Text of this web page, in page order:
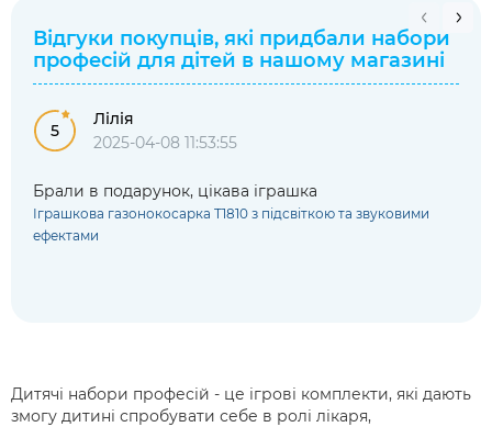
Відгуки покупців, які придбали набори
професій для дітей в нашому магазині
5
Лілія
2025-04-08 11:53:55
Брали в подарунок, цікава іграшка
Іграшкова газонокосарка T1810 з підсвіткою та звуковими
ефектами
Дитячі набори професій - це ігрові комплекти, які дають
змогу дитині спробувати себе в ролі лікаря,